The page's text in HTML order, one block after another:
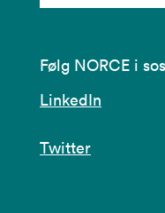
Følg NORCE i
LinkedIn
Twitter